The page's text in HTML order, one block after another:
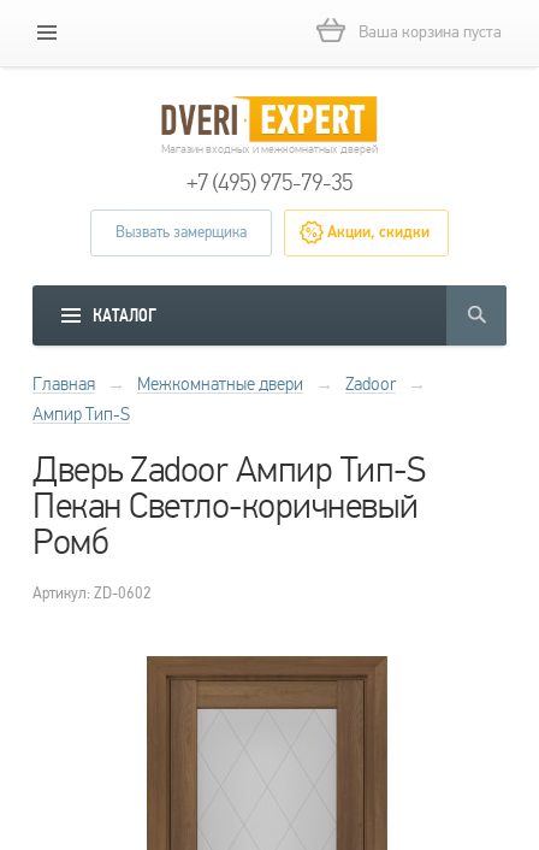
Ваша корзина пуста
Магазин входных и межкомнатных дверей
+7 (495) 975-79-35
Вызвать замерщика Акции, скидки
КАТАЛОГ
Главная → Межкомнатные двери → Zadoor
→
Ампир Тип-S
Дверь Zadoor Ампир Тип-S
Пекан Светло-коричневый
Ромб
Артикул: ZD-0602